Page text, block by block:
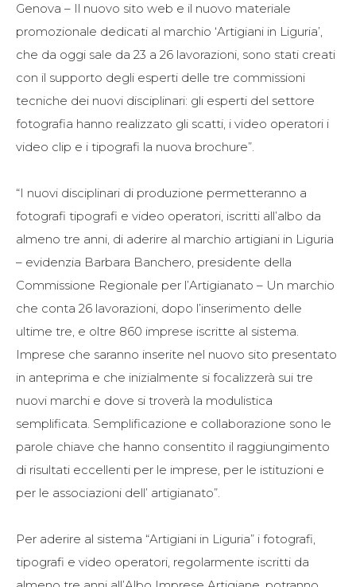
Genova – Il nuovo sito web e il nuovo materiale
promozionale dedicati al marchio ‘Artigiani in Liguria’,
che da oggi sale da 23 a 26 lavorazioni, sono stati creati
con il supporto degli esperti delle tre commissioni
tecniche dei nuovi disciplinari: gli esperti del settore
fotografia hanno realizzato gli scatti, i video operatori i
video clip e i tipografi la nuova brochure”.
“I nuovi disciplinari di produzione permetteranno a
fotografi tipografi e video operatori, iscritti all’albo da
almeno tre anni, di aderire al marchio artigiani in Liguria
– evidenzia Barbara Banchero, presidente della
Commissione Regionale per l’Artigianato – Un marchio
che conta 26 lavorazioni, dopo l’inserimento delle
ultime tre, e oltre 860 imprese iscritte al sistema.
Imprese che saranno inserite nel nuovo sito presentato
in anteprima e che inizialmente si focalizzerà sui tre
nuovi marchi e dove si troverà la modulistica
semplificata. Semplificazione e collaborazione sono le
parole chiave che hanno consentito il raggiungimento
di risultati eccellenti per le imprese, per le istituzioni e
per le associazioni dell’ artigianato”.
Per aderire al sistema “Artigiani in Liguria” i fotografi,
tipografi e video operatori, regolarmente iscritti da